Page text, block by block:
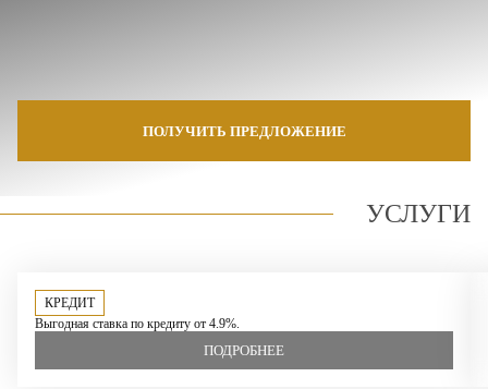
ПОЛУЧИТЬ ПРЕДЛОЖЕНИЕ
УСЛУГИ
КРЕДИТ
Выгодная ставка по кредиту от 4.9%.
ПОДРОБНЕЕ